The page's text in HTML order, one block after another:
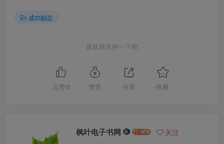
成功励志
喜欢就支持一下吧
点赞 6 赞赏 分享 收藏
枫叶电子书网 关注